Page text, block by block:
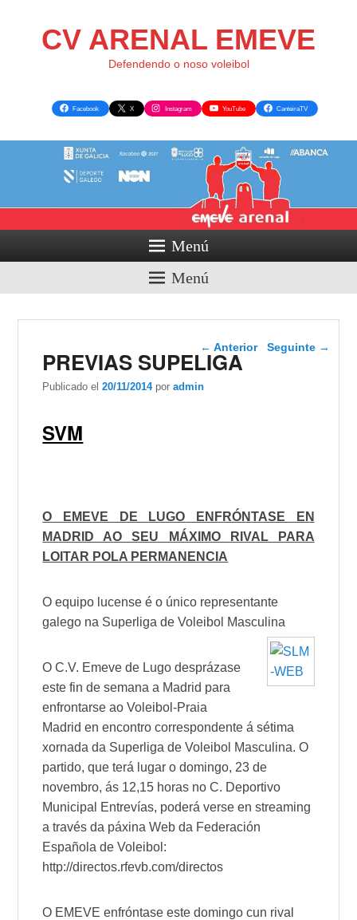
CV ARENAL EMEVE
Defendendo o noso voleibol
Facebook X Instagram YouTube CanteiraTV
Menú
Menú
Navegador de artigos
← Anterior Seguinte →
PREVIAS SUPELIGA
Publicado el20/11/2014 poradmin
SVM
O EMEVE DE LUGO ENFRÓNTASE EN
MADRID AO SEU MÁXIMO RIVAL PARA
LOITAR POLA PERMANENCIA
O equipo lucense é o único representante
galego na Superliga de Voleibol Masculina
OC.V. Emeve de Lugo desprázase
este fin de semana a Madrid para
enfrontarse ao Voleibol-Praia
Madrid en encontro correspondente á sétima
xornada da Superliga de Voleibol Masculina. O
partido, que terá lugar o domingo, 23 de
novembro, ás 12,15 horas no C. Deportivo
Municipal Entrevías, poderá verse enstreaming
a través da páxinaWeb da Federación
Española de Voleibol:
http://directos.rfevb.com/directos
O EMEVE enfróntase este domingo cun rival